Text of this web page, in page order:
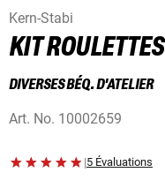
Kern-Stabi
KIT ROULETTES
DIVERSES BÉQ. D'ATELIER
Art. No. 10002659
|5 Évaluations